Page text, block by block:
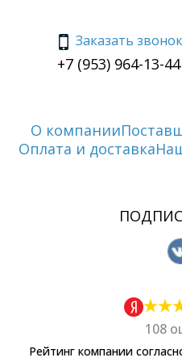
Заказать звонок
+7 (953) 964-13-44
О компании
Оплата и доставка
108
Рейтинг компании